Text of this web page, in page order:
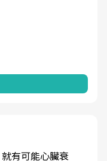
就有可能心臟衰